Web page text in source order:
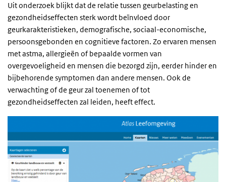
Uit onderzoek blijkt dat de relatie tussen geurbelasting en
gezondheidseffecten sterk wordt beïnvloed door
geurkarakteristieken, demografische, sociaal-economische,
persoonsgebonden en cognitieve factoren. Zo ervaren mensen
met astma, allergieën of bepaalde vormen van
overgevoeligheid en mensen die bezorgd zijn, eerder hinder en
bijbehorende symptomen dan andere mensen. Ook de
verwachting of de geur zal toenemen of tot
gezondheidseffecten zal leiden, heeft effect.